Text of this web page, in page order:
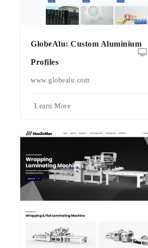
GlobeAlu: Custom Aluminium
Profiles
www.globealu.com
Learn More